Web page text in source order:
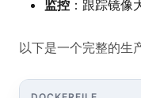
监控 ：跟踪镜像
以下是一个完整的生